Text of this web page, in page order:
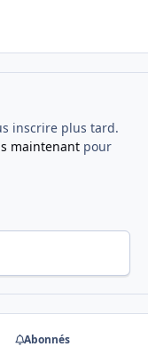
inscrire plus tard.
maintenantpour
Abonnés